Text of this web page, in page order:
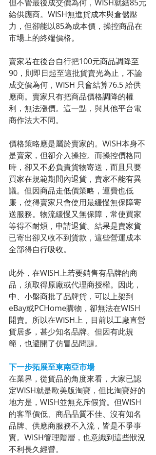
但不管最後成交價為何，WISH就結85元
給供應商。WISH無進貨成本與倉儲壓
力，但卻能以85為成本價，操控商品在
市場上的終端價格。
賣家若在後台自行把100元商品調降至
90，則即日起至這批貨賣光為止，不論
成交價為何，WISH 只會結算76.5 給供
應商。賣家只有把商品價格調降的權
利，無法漲價。這一點，與其他平台電
商作法大不同。
價格策略應是屬於賣家的。WISH本身不
是賣家，但卻介入操控。而操控價格同
時，卻又不必負責貨物寄送，而且只要
買家在規範期間內退貨，賣家不能有異
議。但因商品走低價策略，運費也低
廉，使得賣家只會使用最緩慢無保障寄
送服務。物流緩慢又無保障，常使買家
等得不耐煩，申請退貨。結果是賣家貨
已寄出卻又收不到貨款，這些營運成本
全部得自行吸收。
此外，在WISH上若要銷售有品牌的商
品，須取得原廠或代理商授權。因此，
中、小盤商批了品牌貨，可以上架到
eBay或PCHome購物，卻無法在WISH
開賣。所以在WISH上，目前以工廠直營
貨居多，甚少知名品牌。但因有此規
範，也避開了仿冒品問題。
下一步拓展至東南亞市場
在業界，從貨品的角度來看，大家已認
定WISH就是歐美版淘寶，但比淘寶好的
地方是，WISH並無充斥假貨。但WISH
的客單價低、商品品質不佳、沒有知名
品牌、供應商服務不入流，皆是不爭事
實。WISH管理階層，也意識到這些狀況
不利長久經營。